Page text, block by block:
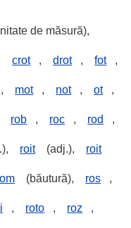
de măsură),
crot , drot , fot ,
, mot , not , ot ,
rob , roc , rod ,
roit (adj.), roit
(băutură), ros ,
, roto , roz ,